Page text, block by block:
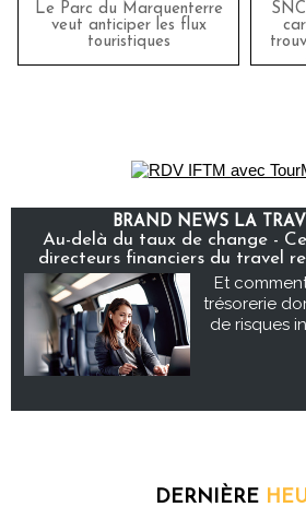
Le Parc du Marquenterre
veut anticiper les flux
touristiques
BRAND NEWS LA
Au-delà du taux de change -
directeurs financiers du travel
Et
trésorerie
de risques
DERNIÈRE